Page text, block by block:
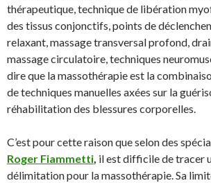
thérapeutique, technique de libération
des tissus conjonctifs, points de
relaxant, massage transversal profond,
massage circulatoire, techniques
dire que la massothérapie est la
de techniques manuelles axées sur la
réhabilitation des blessures corporelles.
C’est pour cette raison que selon des
Roger Fiammetti, il est difficile de tracer
délimitation pour la massothérapie. Sa